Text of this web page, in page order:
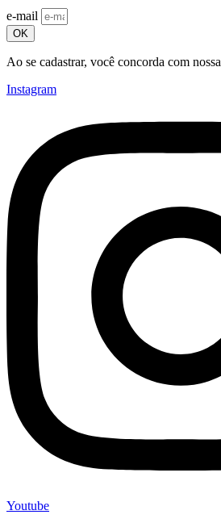
e-mail
OK
Ao se cadastrar, você concorda com nossa
Instagram
Youtube